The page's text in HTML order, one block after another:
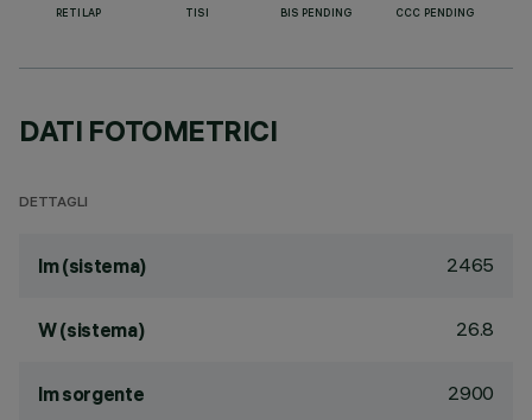
RETILAP TISI BIS PENDING CCC PENDING
DATI FOTOMETRICI
DETTAGLI
lm (sistema) 2465
W (sistema) 26.8
lm sorgente 2900